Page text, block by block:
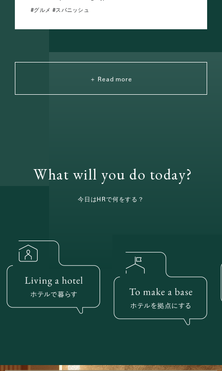
グルメ スパニッシュ
Read more
What will you do today?
今日はHRで何をする？